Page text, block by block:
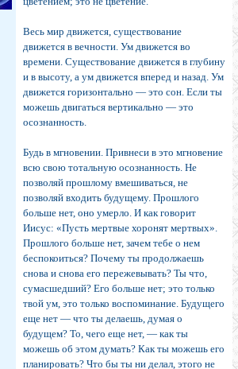
Весь мир движется, существование
движется в веч­ности. Ум движется во
времени. Существование дви­жется в глубину
и в высоту, а ум движется вперед и назад. Ум
движется горизонтально — это сон. Если ты
можешь двигаться вертикально — это
осознанность.
Будь в мгновении. Привнеси в это мгновение
всю свою тотальную осознанность. Не
позволяй прошлому вмешиваться, не
позволяй входить будущему. Прошлого
больше нет, оно умерло. И как говорит
Иисус: «Пусть мертвые хоронят мертвых».
Прошлого больше нет, зачем тебе о нем
беспокоиться? Почему ты продолжаешь
снова и снова его пережевывать? Ты что,
сумасшедший? Его больше нет; это только
твой ум, это только воспоминание. Будущего
еще нет — что ты делаешь, думая о
будущем? То, чего еще нет, — как ты
можешь об этом думать? Как ты можешь его
планировать? Что бы ты ни делал, этого не